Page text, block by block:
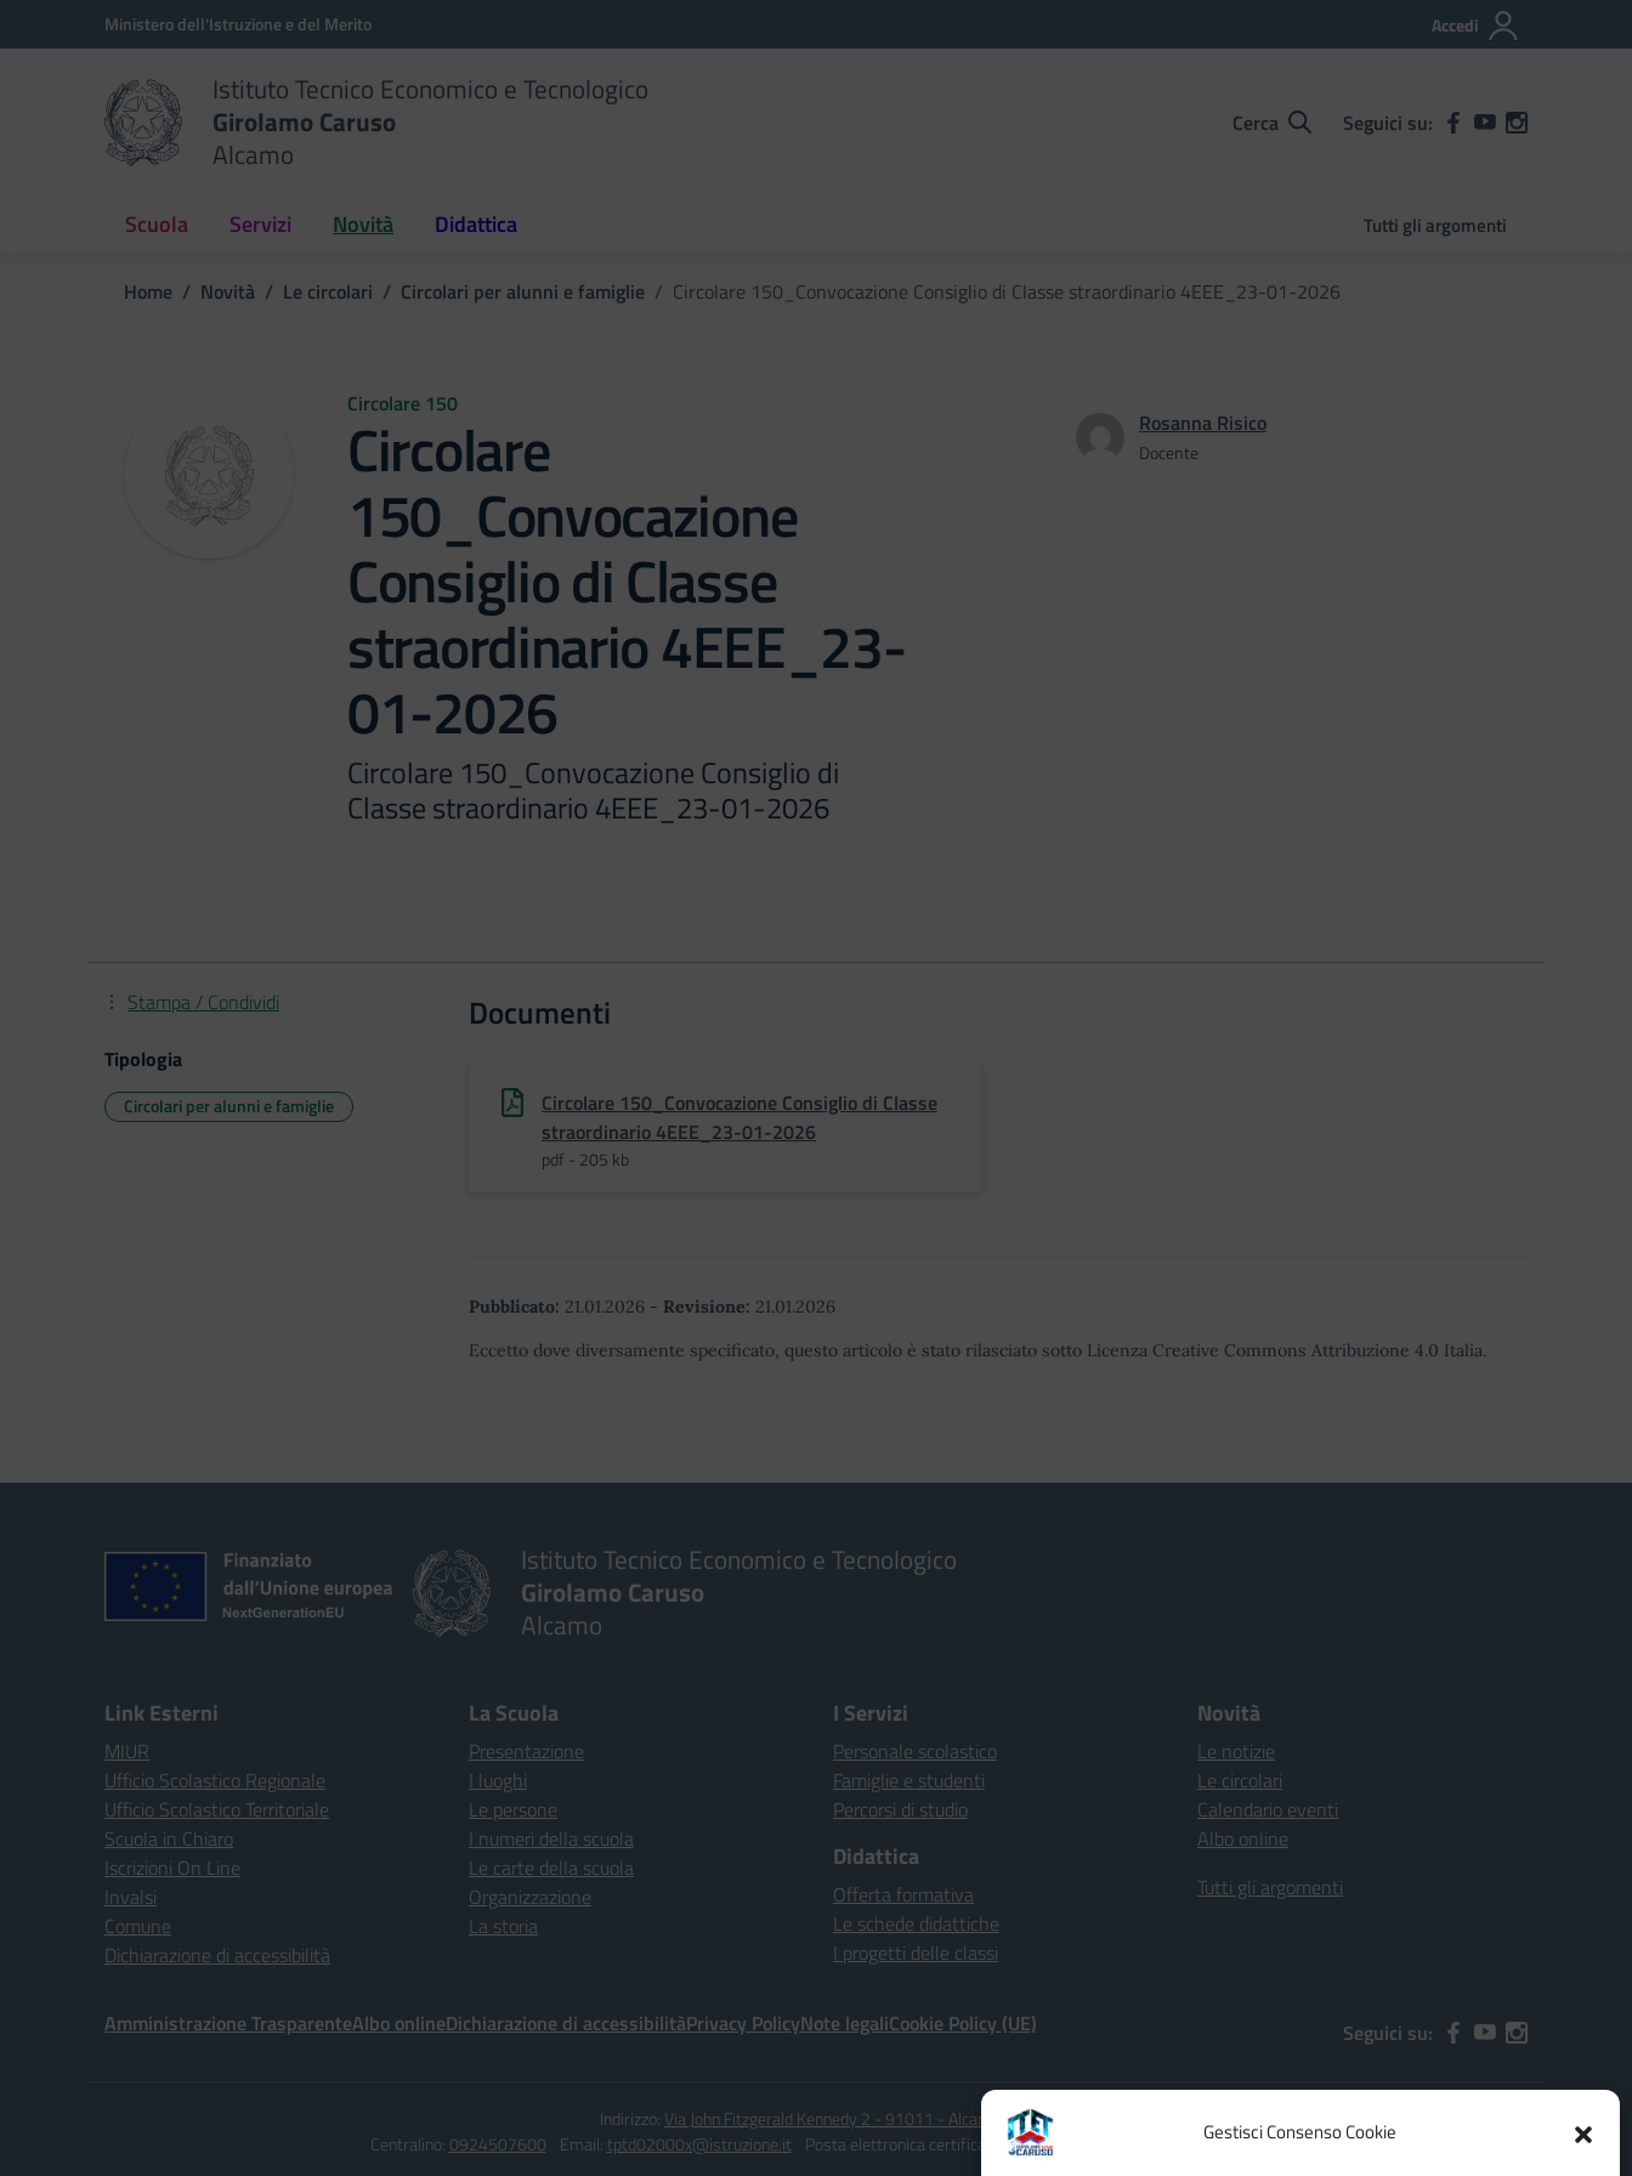
Gestisci Consenso Cookie
Vai ai contenuti
Vai al menu di navigazioneMinistero dell'Istruzione e del Merito Accedi
Istituto Tecnico Economico e Tecnologico
Girolamo Caruso
Alcamo
Cerca Seguici su:
Scuola Servizi Novità Didattica Tutti gli argomenti
Home Novità Le circolari Circolari per alunni e famiglie Circolare 150_Convocazione Consiglio di Classe straordinario 4EEE_23-01-2026
Circolare 150
Circolare
150_Convocazione
Consiglio di Classe
straordinario 4EEE_23-
01-2026
Circolare 150_Convocazione Consiglio di
Classe straordinario 4EEE_23-01-2026
Rosanna Risico
Docente
Documenti
Circolare 150_Convocazione Consiglio di Classe
straordinario 4EEE_23-01-2026
pdf - 205 kb
Pubblicato: 21.01.2026 - Revisione: 21.01.2026
Eccetto dove diversamente specificato, questo articolo è stato rilasciato sotto Licenza Creative Commons Attribuzione 4.0 Italia.
Stampa / Condividi
Tipologia
Circolari per alunni e famiglie
Istituto Tecnico Economico e Tecnologico
Girolamo Caruso
Alcamo
Link Esterni
MIUR
Ufficio Scolastico Regionale
Ufficio Scolastico Territoriale
Scuola in Chiaro
Iscrizioni On Line
Invalsi
Comune
Dichiarazione di accessibilità
La Scuola
Presentazione
I luoghi
Le persone
I numeri della scuola
Le carte della scuola
Organizzazione
La storia
I Servizi
Personale scolastico
Famiglie e studenti
Percorsi di studio
Didattica
Offerta formativa
Le schede didattiche
I progetti delle classi
Novità
Le notizie
Le circolari
Calendario eventi
Albo online
Tutti gli argomenti
Amministrazione TrasparenteAlbo onlineDichiarazione di accessibilitàPrivacy PolicyNote legaliCookie Policy (UE) Seguici su:
Indirizzo: Via John Fitzgerald Kennedy 2 - 91011 - Alcamo (TP)
Centralino: 0924507600 Email: tptd02000x@istruzione.it Posta elettronica certificata (PEC):tptd02000x@pec.istruzione.it